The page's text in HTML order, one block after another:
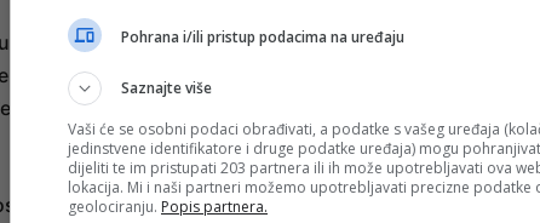
koriste pronađeni su predmeti za koje postoji
građevinski alati, materijali i različite mašine, kao
te predmeti koji su korišteni kao alat za izvršenje ovih
Uprave policije MUP-a Kantona Sarajevo na
Pohrana i/ili pristup podacima na uređaju
Saznajte više
Vaši će se osobni podaci obrađivati, a podatke s vašeg uređaja
jedinstvene identifikatore i druge podatke uređaja) mogu
dijeliti te im pristupati 203 partnera ili ih može upotrebljavati ova
lokacija. Mi i naši partneri možemo upotrebljavati precizne podatke
geolociranju. Popis partnera.